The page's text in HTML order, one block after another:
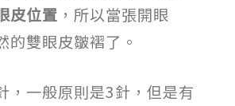
皮位置 ，所以當張開眼
的雙眼皮皺褶了。
，一般原則是3針，但是有